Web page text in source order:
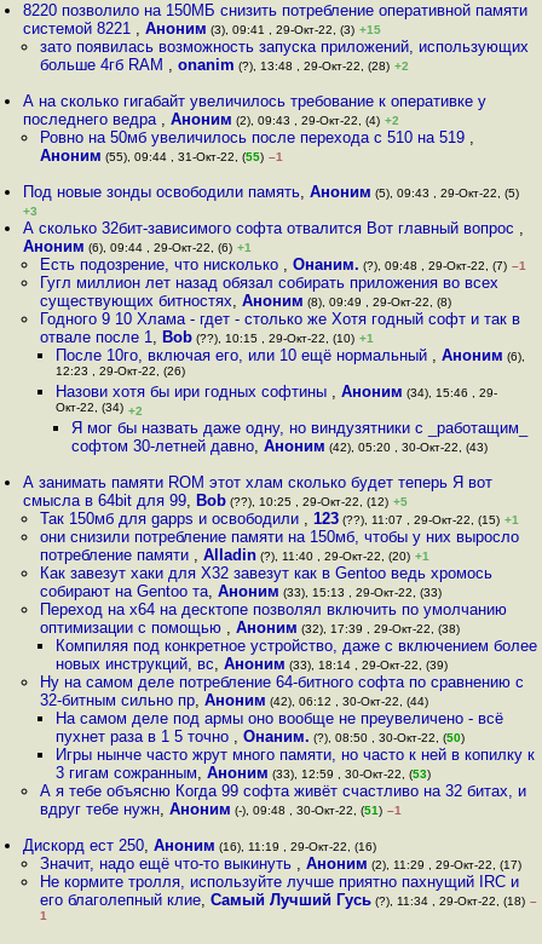
8220 позволило на 150МБ снизить потребление оперативной памяти
системой 8221 ,Аноним (3), 09:41 , 29-Окт-22, (3) +15
зато появилась возможность запуска приложений, использующих
больше 4гб RAM , onanim (?), 13:48 , 29-Окт-22, (28) +2
А на сколько гигабайт увеличилось требование к оперативке у
последнего ведра ,Аноним (2), 09:43 , 29-Окт-22, (4) +2
Ровно на 50мб увеличилось после перехода с 510 на 519 ,
Аноним (55), 09:44 , 31-Окт-22, (55) –1
Под новые зонды освободили память,Аноним (5), 09:43 , 29-Окт-22, (5)
+3
А сколько 32бит-зависимого софта отвалится Вот главный вопрос ,
Аноним (6), 09:44 , 29-Окт-22, (6) +1
Есть подозрение, что нисколько , Онаним. (?), 09:48 , 29-Окт-22, (7) –1
Гугл миллион лет назад обязал собирать приложения во всех
существующих битностях, Аноним (8), 09:49 , 29-Окт-22, (8)
Годного 9 10 Хлама - гдет - столько же Хотя годный софт и так в
отвале после 1, Bob(??), 10:15 , 29-Окт-22, (10) +1
После 10го, включая его, или 10 ещё нормальный , Аноним (6),
12:23 , 29-Окт-22, (26)
Назови хотя бы ири годных софтины , Аноним (34), 15:46 , 29-
Окт-22, (34) +2
Я мог бы назвать даже одну, но виндузятники с _работащим_
софтом 30-летней давно,Аноним (42), 05:20 , 30-Окт-22, (43)
А занимать памяти ROM этот хлам сколько будет теперь Я вот
смысла в 64bit для 99, Bob (??), 10:25 , 29-Окт-22, (12) +5
Так 150мб для gapps и освободили , 123(??), 11:07 , 29-Окт-22, (15) +1
они снизили потребление памяти на 150мб, чтобы у них выросло
потребление памяти , Alladin(?), 11:40 , 29-Окт-22, (20) +1
Как завезут хаки для X32 завезут как в Gentoo ведь хромось
собирают на Gentoo та, Аноним (33), 15:13 , 29-Окт-22, (33)
Переход на x64 на десктопе позволял включить по умолчанию
оптимизации с помощью , Аноним (32), 17:39 , 29-Окт-22, (38)
Компиляя под конкретное устройство, даже с включением более
новых инструкций, вс, Аноним (33), 18:14 , 29-Окт-22, (39)
Ну на самом деле потребление 64-битного софта по сравнению с
32-битным сильно пр, Аноним (42), 06:12 , 30-Окт-22, (44)
На самом деле под армы оно вообще не преувеличено - всё
пухнет раза в 1 5 точно , Онаним. (?), 08:50 , 30-Окт-22, (50)
Игры нынче часто жрут много памяти, но часто к ней в копилку к
3 гигам сожранным, Аноним (33), 12:59 , 30-Окт-22, (53)
А я тебе объясню Когда 99 софта живёт счастливо на 32 битах, и
вдруг тебе нужн, Аноним (-), 09:48 , 30-Окт-22, (51) –1
Дискорд ест 250,Аноним (16), 11:19 , 29-Окт-22, (16)
Значит, надо ещё что-то выкинуть , Аноним (2), 11:29 , 29-Окт-22, (17)
Не кормите тролля, используйте лучше приятно пахнущий IRC и
его благолепный клие, Самый Лучший Гусь(?), 11:34 , 29-Окт-22, (18) –
1